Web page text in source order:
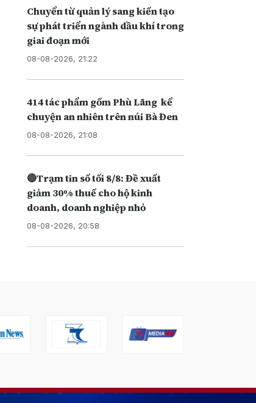
Chuyển từ quản lý sang kiến tạo
sự phát triển ngành dầu khí trong
giai đoạn mới
08-08-2026, 21:22
414 tác phẩm gốm Phù Lãng kể
chuyện an nhiên trên núi Bà Đen
08-08-2026, 21:08
🔴Trạm tin số tối 8/8: Đề xuất
giảm 30% thuế cho hộ kinh
doanh, doanh nghiệp nhỏ
08-08-2026, 20:58